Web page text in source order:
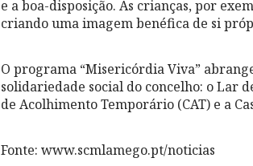
e a boa-disposição. As crianças, por
criando uma imagem benéfica de si
O programa “Misericórdia Viva”
solidariedade social do concelho: o Lar
de Acolhimento Temporário (CAT) e a
Fonte: www.scmlamego.pt/noticias